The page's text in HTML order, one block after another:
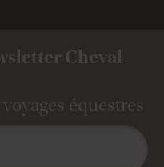
Cheval
équestres